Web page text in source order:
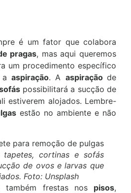
é um fator que colabora
pragas, mas aqui queremos
um procedimento específico
aspiração. A aspiração de
possibilitará a sucção de
estiverem alojados. Lembre-
estão no ambiente e não
cortinas e sofás
de ovos e larvas que
Foto: Unsplash
também frestas nos pisos,